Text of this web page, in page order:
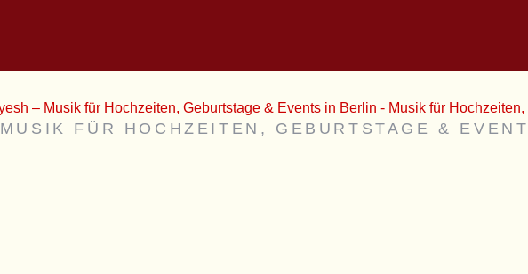
MUSIK FÜR HOCHZEITEN, GEBURTSTAGE &